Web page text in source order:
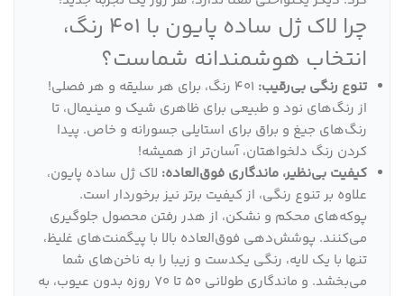
چرا لاک ژل ساده پایون با 401 رنگ،
انتخاب هوشمندانه شماست؟
تنوع رنگی بی‌رقیب:
401 رنگ، برای هر سلیقه و هر فصلی!
از رنگ‌های نود و طبیعی برای ظاهری شیک و مینیمال، تا
رنگ‌های جیغ و براق برای استایلی جسورانه و خاص. پیدا
کردن رنگ دلخواهتان، آسان‌تر از همیشه!
کیفیت بی‌نظیر، ماندگاری فوق‌العاده: لاک ژل ساده پایون،
علاوه بر تنوع رنگی، از کیفیت برتر نیز برخوردار است.
پوکه‌های محکم و نشکن، از هدر رفتن محصول جلوگیری
می‌کنند. پوشش‌دهی فوق‌العاده بالا با پیگمنت‌های غلیظ،
تنها با یک لایه، رنگی یکدست و زیبا را به ناخن‌های شما
می‌بخشد. و ماندگاری طولانی 50 تا 70 روزه بدون عیوب، به